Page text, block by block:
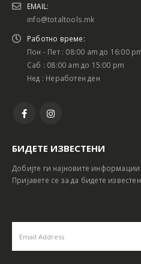
Батериски сет Ротирачки Чекан и Бормашина 20V
EMAIL:
info@totaltools.mk
Работно време:
Пон - Пет : 08:00 am до 16:00
Саб : 08:00 am до 15:00 pm
Нед : Неработен ден
БИДЕТЕ ИЗВЕСТЕНИ
Добијте ги најновите
Пријавете се за да бидете